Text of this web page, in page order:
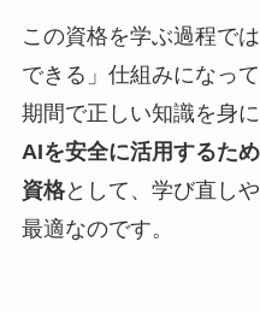
この資格を学ぶ過程で
できる」仕組みになっ
期間で正しい知識を身
AIを安全に活用するた
資格として、学び直し
最適なのです。